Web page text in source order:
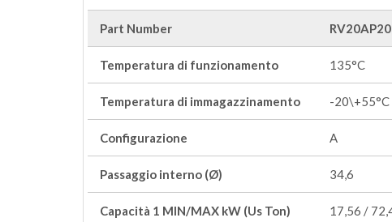
Part Number
Temperatura di funzionamento 135°C
Temperatura di immagazzinamento -20\+55°C
Configurazione A
Passaggio interno (Ø) 34,6
Capacità 1 MIN/MAX kW (Us Ton)
17,56 /